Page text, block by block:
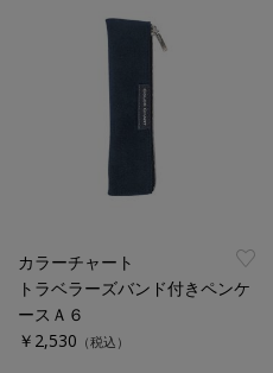
カラーチャート
トラベラーズバンド付きペンケ
ースＡ６
￥2,530 （税込）